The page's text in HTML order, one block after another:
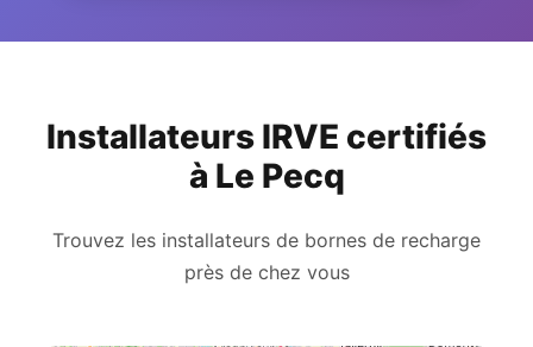
Installateurs IRVE certifiés
à Le Pecq
Trouvez les installateurs de bornes de recharge
près de chez vous